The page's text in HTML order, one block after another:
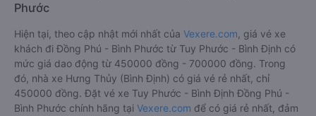
Phước
Hiện tại, theo cập nhật mới nhất của Vexere.com , giá vé xe
khách đi Đồng Phú - Bình Phước từ Tuy Phước - Bình Định có
mức giá dao động từ 450000 đồng - 700000 đồng. Trong
đó, nhà xe Hưng Thủy (Bình Định) có giá vé rẻ nhất, chỉ
450000 đồng. Đặt vé xe Tuy Phước - Bình Định Đồng Phú -
Bình Phước chính hãng tại Vexere.com để có giá rẻ nhất, đảm